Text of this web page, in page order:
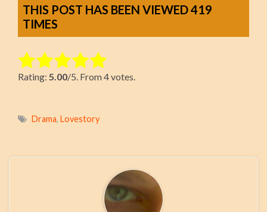
THIS POST HAS BEEN VIEWED419
TIMES
Rate this item:
Submit Rating
Rating: 5.00/5. From 4 votes.
Drama, Lovestory